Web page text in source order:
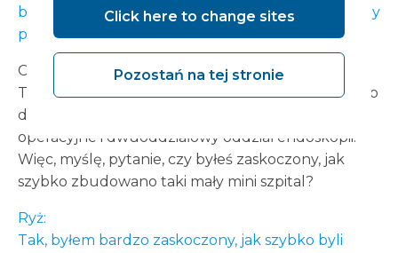
będą zlokalizowane i ile sal operacyjnych będziemy
prowadzić.
Chris:
To całkiem duży obiekt. Przechodziłem obok niego
dziś rano i są tam dwa duże oddziały, cztery sale
operacyjne i dwuoddziałowy oddział endoskopii.
Więc, myślę, pytanie, czy byłeś zaskoczony, jak
szybko zbudowano taki mały mini szpital?
Ryż:
Tak, byłem bardzo zaskoczony, jak szybko byli
Click here to change sites
Pozostań na tej stronie